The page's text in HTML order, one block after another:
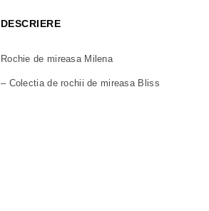
DESCRIERE
Rochie de mireasa Milena
– Colectia de rochii de mireasa Bliss